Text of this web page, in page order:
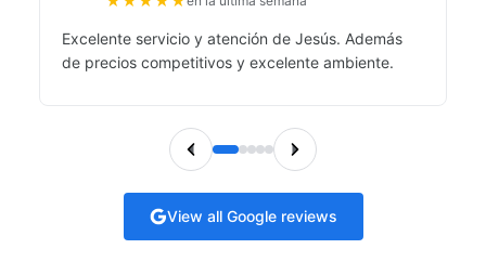
Excelente servicio y atención de Jesús. Además
de precios competitivos y excelente ambiente.
View all Google reviews